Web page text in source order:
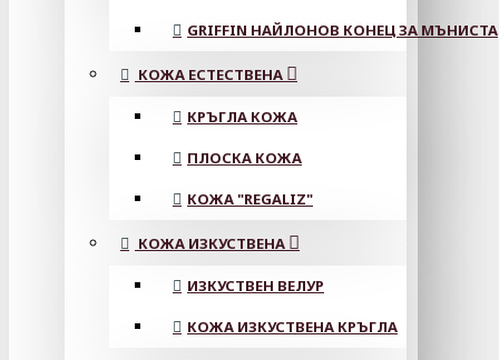
GRIFFIN НАЙЛОНОВ КОНЕЦ ЗА МЪНИСТА
КОЖА ЕСТЕСТВЕНА
КРЪГЛА КОЖА
ПЛОСКА КОЖА
КОЖА "REGALIZ"
КОЖА ИЗКУСТВЕНА
ИЗКУСТВЕН ВЕЛУР
КОЖА ИЗКУСТВЕНА КРЪГЛА